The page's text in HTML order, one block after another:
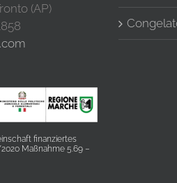
(AP)
finanziertes
Maßnahme 5.69 –